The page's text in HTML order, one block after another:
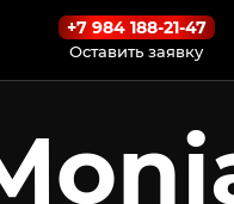
+7 984 188-21-47
Оставить заявку